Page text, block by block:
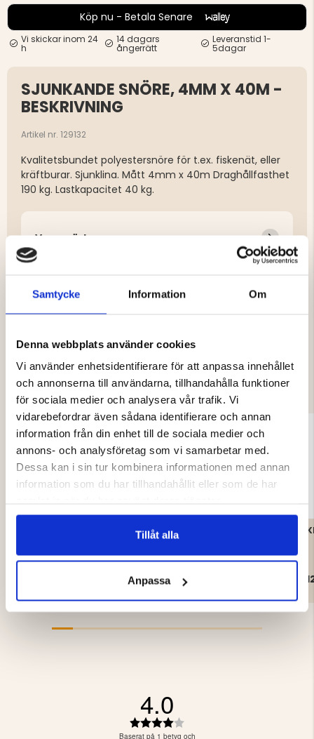
Samtycke Information Om
Denna webbplats använder cookies
Vi använder enhetsidentifierare för att anpassa innehållet
och annonserna till användarna, tillhandahålla funktioner
för sociala medier och analysera vår trafik. Vi
vidarebefordrar även sådana identifierare och annan
information från din enhet till de sociala medier och
annons- och analysföretag som vi samarbetar med.
Dessa kan i sin tur kombinera informationen med annan
information som du har tillhandahållit eller som de har
Tillåt alla
Anpassa
Köp nu - Betala Senare
Vi skickar inom 24
h
14 dagars
ångerrätt
Leveranstid 1-
5dagar
SJUNKANDE SNÖRE, 4MM X 40M -
BESKRIVNING
Artikel nr. 129132
Kvalitetsbundet polyestersnöre för t.ex. fiskenät, eller
kräftburar. Sjunklina. Mått 4mm x 40m Draghållfasthet
190 kg. Lastkapacitet 40 kg.
Varumärke
Egenskaper
DU KANSKE OCKSÅ ÄR INTRESSERAD
AV
KRÄFTMJÄRDE/KRÄFTBUR BETESBOX
KRÄFTMJÄRDE,
19 kr
4.0
4.0
Baserat på 1 betyg och